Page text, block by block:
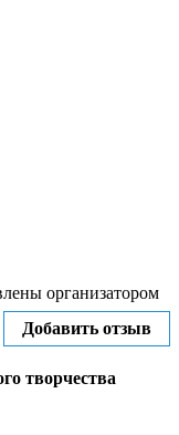
организатором
Добавить отзыв
творчества